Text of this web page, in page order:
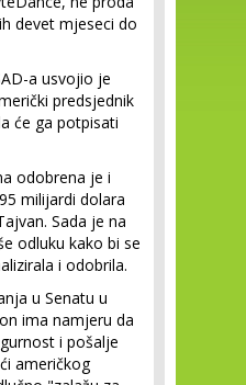
devet mjeseci do
a usvojio je
predsjednik
će ga potpisati
odobrena je i
milijardi dolara
Sada je na
odluku kako bi se
i odobrila.
u Senatu u
ima namjeru da
i pošalje
američkog